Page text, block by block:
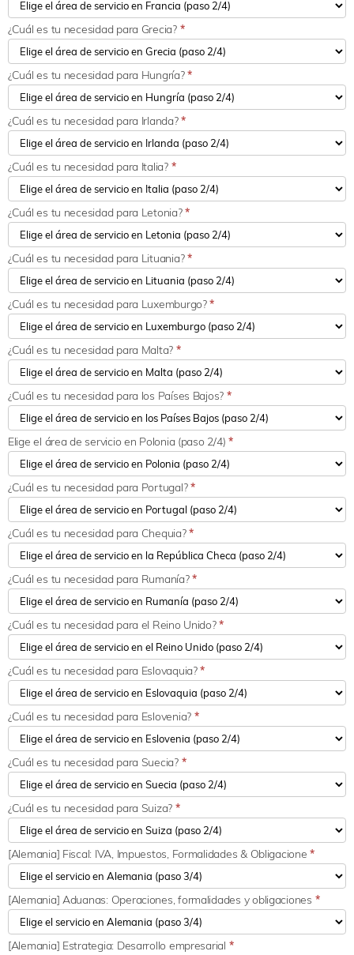
¿Cuál es tu necesidad para Grecia? *
¿Cuál es tu necesidad para Hungría?*
¿Cuál es tu necesidad para Irlanda?*
¿Cuál es tu necesidad para Italia? *
¿Cuál es tu necesidad para Letonia?*
¿Cuál es tu necesidad para Lituania?*
¿Cuál es tu necesidad para Luxemburgo?*
¿Cuál es tu necesidad para Malta? *
¿Cuál es tu necesidad para los Países Bajos? *
Elige el área de servicio en Polonia (paso 2/4)*
¿Cuál es tu necesidad para Portugal?*
¿Cuál es tu necesidad para Chequia?*
¿Cuál es tu necesidad para Rumanía?*
¿Cuál es tu necesidad para el Reino Unido?*
¿Cuál es tu necesidad para Eslovaquia?*
¿Cuál es tu necesidad para Eslovenia? *
¿Cuál es tu necesidad para Suecia? *
¿Cuál es tu necesidad para Suiza? *
[Alemania] Fiscal: IVA, Impuestos, Formalidades & Obligacione*
[Alemania] Aduanas: Operaciones, formalidades y obligaciones *
[Alemania] Estrategia: Desarrollo empresarial *